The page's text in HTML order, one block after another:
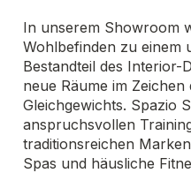
In unserem Showroom
Wohlbefinden zu einem
Bestandteil des Interior-
neue Räume im
Gleichgewichts. Spazio
anspruchsvollen
traditionsreichen
Spas und häusliche